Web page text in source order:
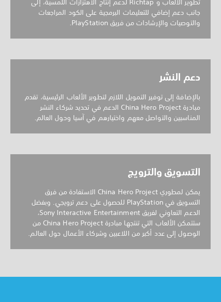
تطوير الألعاب و Richtap لدعم إنتاج الاهتزازات اللمسية، إلى
جانب دعم إضافي للتعليمات البرمجية على الكود المراجعات
والتوصيات والإرشادات من فريق PlayStation.
دعم النشر
بالإضافة إلى توفير التمويل اللازم لتطوير الألعاب الرئيسية، تقدم
مبادرة China Hero Project الدعم في تحديد شركاء النشر
المناسبين والتواصل معهم واختيارهم في آسيا وحول العالم.
التسويق والترويج
يمكن لمطوري China Hero Project الاستفادة من فرق
التسويق في PlayStation للحصول على دعم ترويجي. وبفضل
الدعم التعاوني لفريق Sony Interactive Entertainment،
ستتمكن الألعاب التي تنتجها مبادرة China Hero Project من
الوصول إلى عدد أكبر من اللاعبين وشركاء الأعمال حول العالم.